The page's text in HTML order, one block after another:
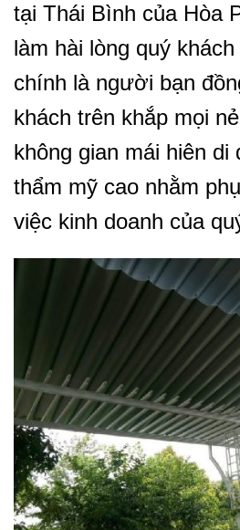
tại Thái Bình của Hòa
làm hài lòng quý
chính là người bạn
khách trên khắp mọi
không gian mái hiên di
thẩm mỹ cao nhằm
việc kinh doanh của